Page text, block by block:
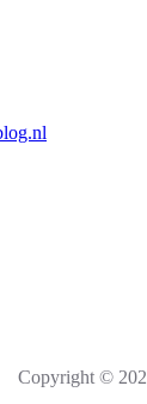
Copyright ©